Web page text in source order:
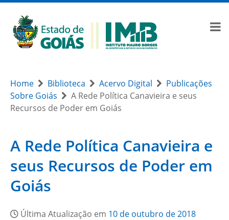
Home Biblioteca Acervo Digital
Publicações
Sobre Goiás
A Rede Política Canavieira e seus
Recursos de Poder em Goiás
A Rede Política Canavieira e
seus Recursos de Poder em
Goiás
Última Atualização em 10 de outubro de 2018